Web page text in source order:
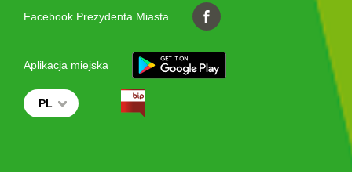
Facebook Prezydenta Miasta
Aplikacja miejska
PL